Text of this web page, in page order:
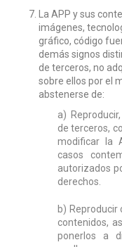
La APP y sus
imágenes,
gráfico, código
demás signos
de terceros, no
sobre ellos por el
abstenerse de:
a)
de terceros,
modificar la
casos
autorizados
derechos.
b) Reproducir
contenidos,
ponerlos a